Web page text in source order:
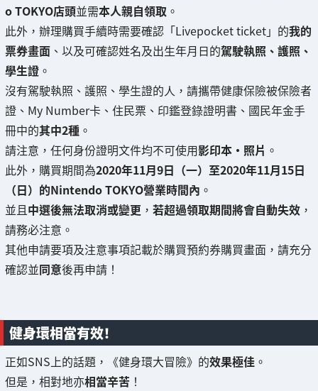
o TOKYO店頭並需本人親自領取 。
此外，辦理購買手續時需要確認「Livepocket ticket」的我的
票券畫面 、以及可確認姓名及出生年月日的駕駛執照、護照、
學生證 。
沒有駕駛執照、護照、學生證的人，請攜帶健康保險被保險者
證、My Number卡、住民票、印鑑登錄證明書、國民年金手
冊中的其中2種 。
請注意，任何身份證明文件均不可使用影印本・照片 。
此外，購買期間為2020年11月9日（一）至2020年11月15日
（日）的Nintendo TOKYO營業時間內 。
並且中選後無法取消或變更 ， 若超過領取期間將會自動失效 ，
請務必注意。
其他申請要項及注意事項記載於購買預約券購買畫面，請充分
確認並同意後再申請！
健身環相當有效！
正如SNS上的話題，《健身環大冒險》的效果極佳 。
但是，相對地亦相當辛苦 ！